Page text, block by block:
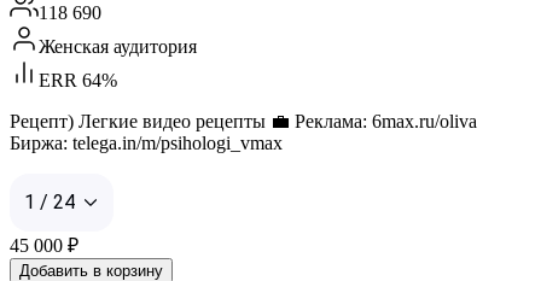
118 690
Женская аудитория
ERR 64%
Рецепт) Легкие видео рецепты 💼 Реклама: 6max.ru/oliva
Биржа: telega.in/m/psihologi_vmax
1 / 24
45 000 ₽
Добавить в корзину